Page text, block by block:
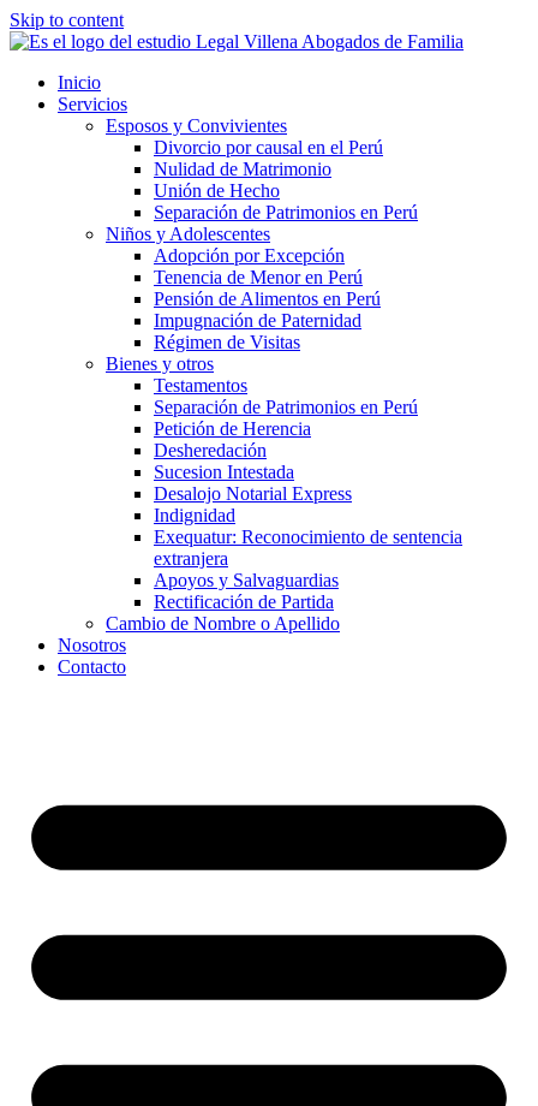
Skip to content
Inicio
Servicios
Esposos y Convivientes
Divorcio por causal en el Perú
Nulidad de Matrimonio
Unión de Hecho
Separación de Patrimonios en Perú
Niños y Adolescentes
Adopción por Excepción
Tenencia de Menor en Perú
Pensión de Alimentos en Perú
Impugnación de Paternidad
Régimen de Visitas
Bienes y otros
Testamentos
Separación de Patrimonios en Perú
Petición de Herencia
Desheredación
Sucesion Intestada
Desalojo Notarial Express
Indignidad
Exequatur: Reconocimiento de sentencia
extranjera
Apoyos y Salvaguardias
Rectificación de Partida
Cambio de Nombre o Apellido
Nosotros
Contacto